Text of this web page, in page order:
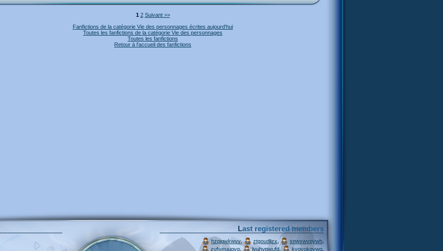
1 2 Suivant >>
Fanfictions de la catégorie Vie des personnages écrites aujourd'hui
Toutes les fanfictions de la catégorie Vie des personnages
Toutes les fanfictions
Retour à l'accueil des fanfictions
Last registered members
hzpjqwkwvv, ztgoudljzx , snwxwvpywh
zufweuuqvg
lyuhypwufd , kvovokqvwq